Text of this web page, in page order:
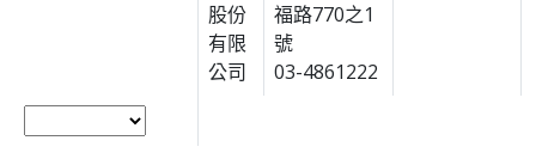
股份
有限
公司
福路770之1
號
03-4861222